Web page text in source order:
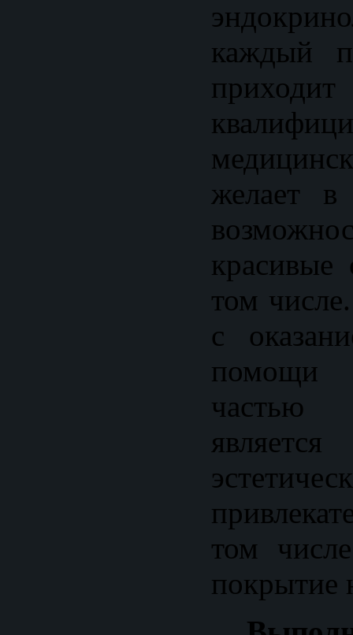
каждый
желает
том
с
помощи
частью
том
покрытие